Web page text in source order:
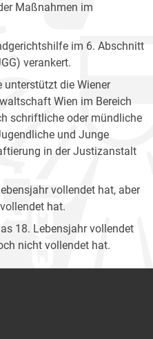
Maßnahmen im
im 6. Abschnitt
verankert.
unterstützt die Wiener
Wien im Bereich
schriftliche oder mündliche
und Junge
in der Justizanstalt
vollendet hat, aber
hat.
18. Lebensjahr vollendet
nicht vollendet hat.